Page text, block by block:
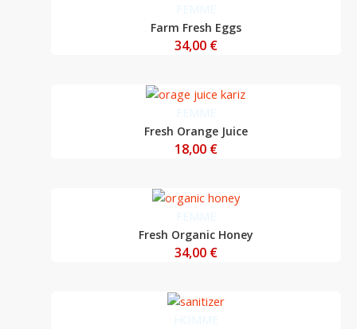
FEMME
Farm Fresh Eggs
34,00 €
FEMME
Fresh Orange Juice
18,00 €
FEMME
Fresh Organic Honey
34,00 €
HOMME